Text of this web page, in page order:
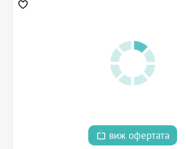
виж офертата